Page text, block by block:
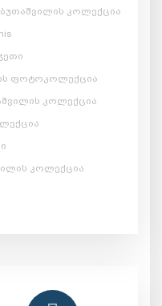
კოლექცია
ფოტოკოლექცია
კოლექცია
კოლექცია